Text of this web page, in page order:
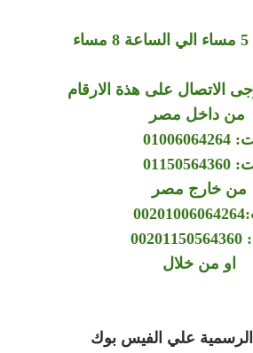
الاتصال على هذة الارقام
من داخل مصر
من خارج مصر
او من خلال
علي الفيس بوك